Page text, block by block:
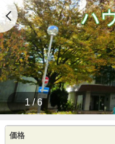
1 / 6
価格